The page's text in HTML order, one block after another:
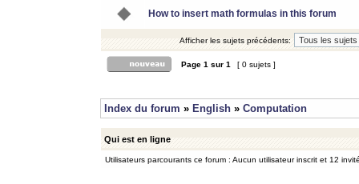
How to insert math formulas in this forum
Afficher les sujets précédents:
Page 1 sur 1 [ 0 sujets ]
Index du forum » English » Computation
Qui est en ligne
Utilisateurs parcourants ce forum : Aucun utilisateur inscrit et 12